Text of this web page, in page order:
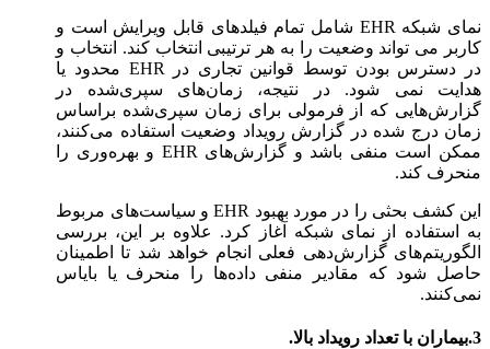
نمای شبکه EHR شامل تمام فیلدهای قابل ویرایش است و
کاربر می تواند وضعیت را به هر ترتیبی انتخاب کند. انتخاب و
در دسترس بودن توسط قوانین تجاری در EHR محدود یا
هدایت نمی شود. در نتیجه، زمان‌های سپری‌شده در
گزارش‌هایی که از فرمولی برای زمان سپری‌شده براساس
زمان درج شده در گزارش رویداد وضعیت استفاده می‌کنند،
ممکن است منفی باشد و گزارش‌های EHR و بهره‌وری را
منحرف کند.
این کشف بحثی را در مورد بهبود EHR و سیاست‌های مربوط
به استفاده از نمای شبکه آغاز کرد. علاوه بر این، بررسی
الگوریتم‌های گزارش‌دهی فعلی انجام خواهد شد تا اطمینان
حاصل شود که مقادیر منفی داده‌ها را منحرف یا بایاس
نمی‌کنند.
3.بیماران با تعداد رویداد بالا.